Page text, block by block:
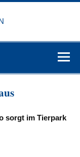
sorgt im Tierpark